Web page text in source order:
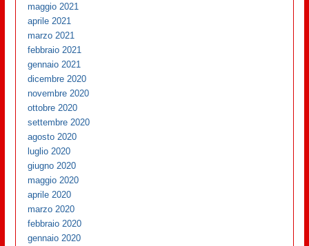
maggio 2021
aprile 2021
marzo 2021
febbraio 2021
gennaio 2021
dicembre 2020
novembre 2020
ottobre 2020
settembre 2020
agosto 2020
luglio 2020
giugno 2020
maggio 2020
aprile 2020
marzo 2020
febbraio 2020
gennaio 2020